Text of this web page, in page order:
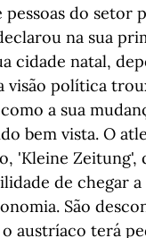
pessoas do setor
na sua
cidade natal,
visão política
a sua
bem vista. O
'Kleine Zeitung',
de chegar
São
austríaco terá